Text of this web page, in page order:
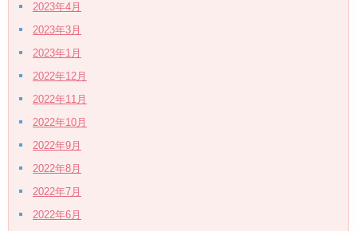
2023年4月
2023年3月
2023年1月
2022年12月
2022年11月
2022年10月
2022年9月
2022年8月
2022年7月
2022年6月